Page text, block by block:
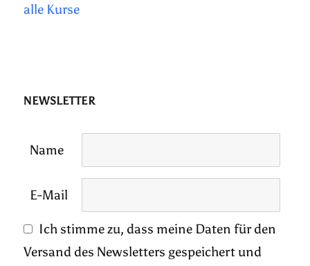
alle Kurse
NEWSLETTER
Name
E-Mail
Ich stimme zu, dass meine Daten für den
Versand des Newsletters gespeichert und